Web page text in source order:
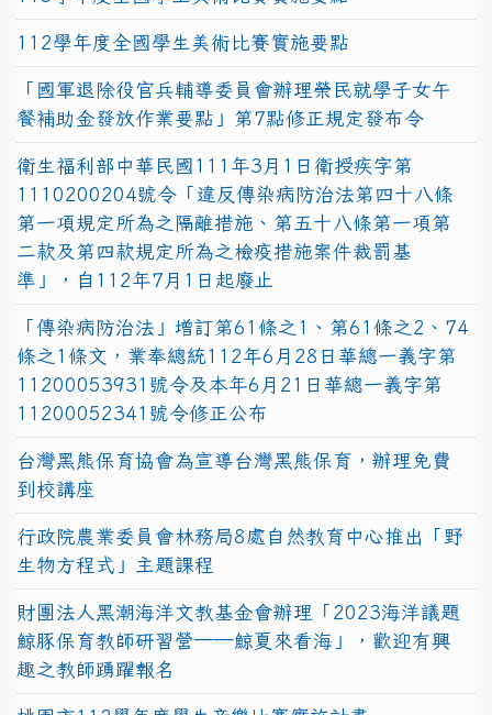
112學年度全國學生美術比賽實施要點
「國軍退除役官兵輔導委員會辦理榮民就學子女午
餐補助金發放作業要點」第7點修正規定發布令
衛生福利部中華民國111年3月1日衛授疾字第
1110200204號令「違反傳染病防治法第四十八條
第一項規定所為之隔離措施、第五十八條第一項第
二款及第四款規定所為之檢疫措施案件裁罰基
準」，自112年7月1日起廢止
「傳染病防治法」增訂第61條之1、第61條之2、74
條之1條文，業奉總統112年6月28日華總一義字第
11200053931號令及本年6月21日華總一義字第
11200052341號令修正公布
台灣黑熊保育協會為宣導台灣黑熊保育，辦理免費
到校講座
行政院農業委員會林務局8處自然教育中心推出「野
生物方程式」主題課程
財團法人黑潮海洋文教基金會辦理「2023海洋議題
鯨豚保育教師研習營──鯨夏來看海」，歡迎有興
趣之教師踴躍報名